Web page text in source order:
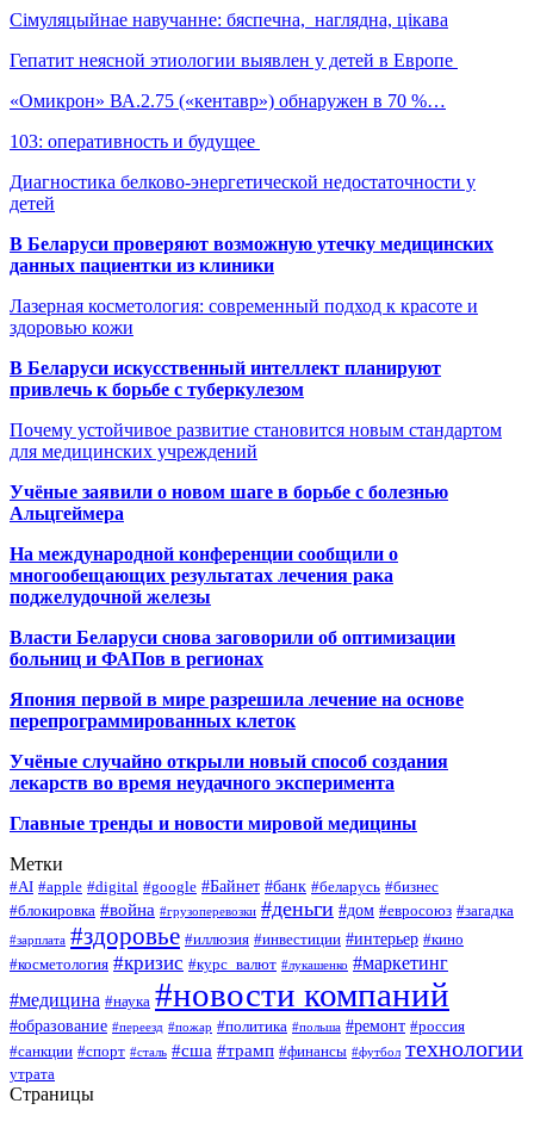
Сімуляцыйнае навучанне: бяспечна, наглядна, цікава
Гепатит неясной этиологии выявлен у детей в Европе
«Омикрон» ВА.2.75 («кентавр») обнаружен в 70 %…
103: оперативность и будущее
Диагностика белково-энергетической недостаточности у
детей
В Беларуси проверяют возможную утечку медицинских
данных пациентки из клиники
Лазерная косметология: современный подход к красоте и
здоровью кожи
В Беларуси искусственный интеллект планируют
привлечь к борьбе с туберкулезом
Почему устойчивое развитие становится новым стандартом
для медицинских учреждений
Учёные заявили о новом шаге в борьбе с болезнью
Альцгеймера
На международной конференции сообщили о
многообещающих результатах лечения рака
поджелудочной железы
Власти Беларуси снова заговорили об оптимизации
больниц и ФАПов в регионах
Япония первой в мире разрешила лечение на основе
перепрограммированных клеток
Учёные случайно открыли новый способ создания
лекарств во время неудачного эксперимента
Главные тренды и новости мировой медицины
Метки
#AI #apple #digital #google #Байнет #банк #беларусь #бизнес
#блокировка #война #грузоперевозки #деньги #дом #евросоюз #загадка
#зарплата #здоровье #иллюзия #инвестиции #интерьер #кино
#косметология #кризис #курс_валют #лукашенко #маркетинг
#медицина #наука #новости компаний
#образование #переезд #пожар #политика #польша #ремонт #россия
#санкции #спорт #сталь #сша #трамп #финансы #футбол технологии
утрата
Страницы